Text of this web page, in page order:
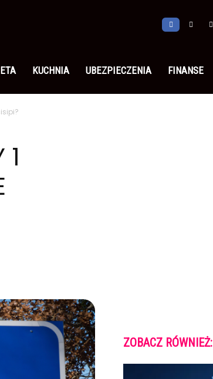
KUCHNIA UBEZPIECZENIA FINANSE
ZOBACZ RÓWNIEŻ: